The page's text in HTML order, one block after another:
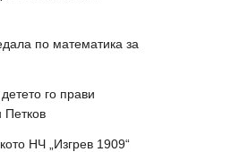
по математика за
го прави
Петков
НЧ „Изгрев 1909“